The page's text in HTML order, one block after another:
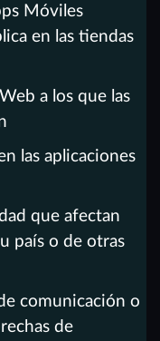
Móviles
en las tiendas
a los que las
las aplicaciones
que afectan
país o de otras
comunicación o
de